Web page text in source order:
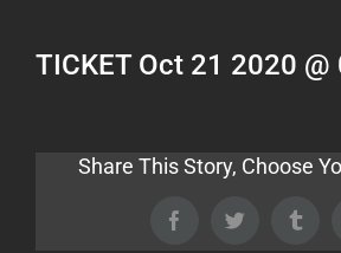
TICKET Oct 21 2020
Share This Story, Choose
FacebookTwitter